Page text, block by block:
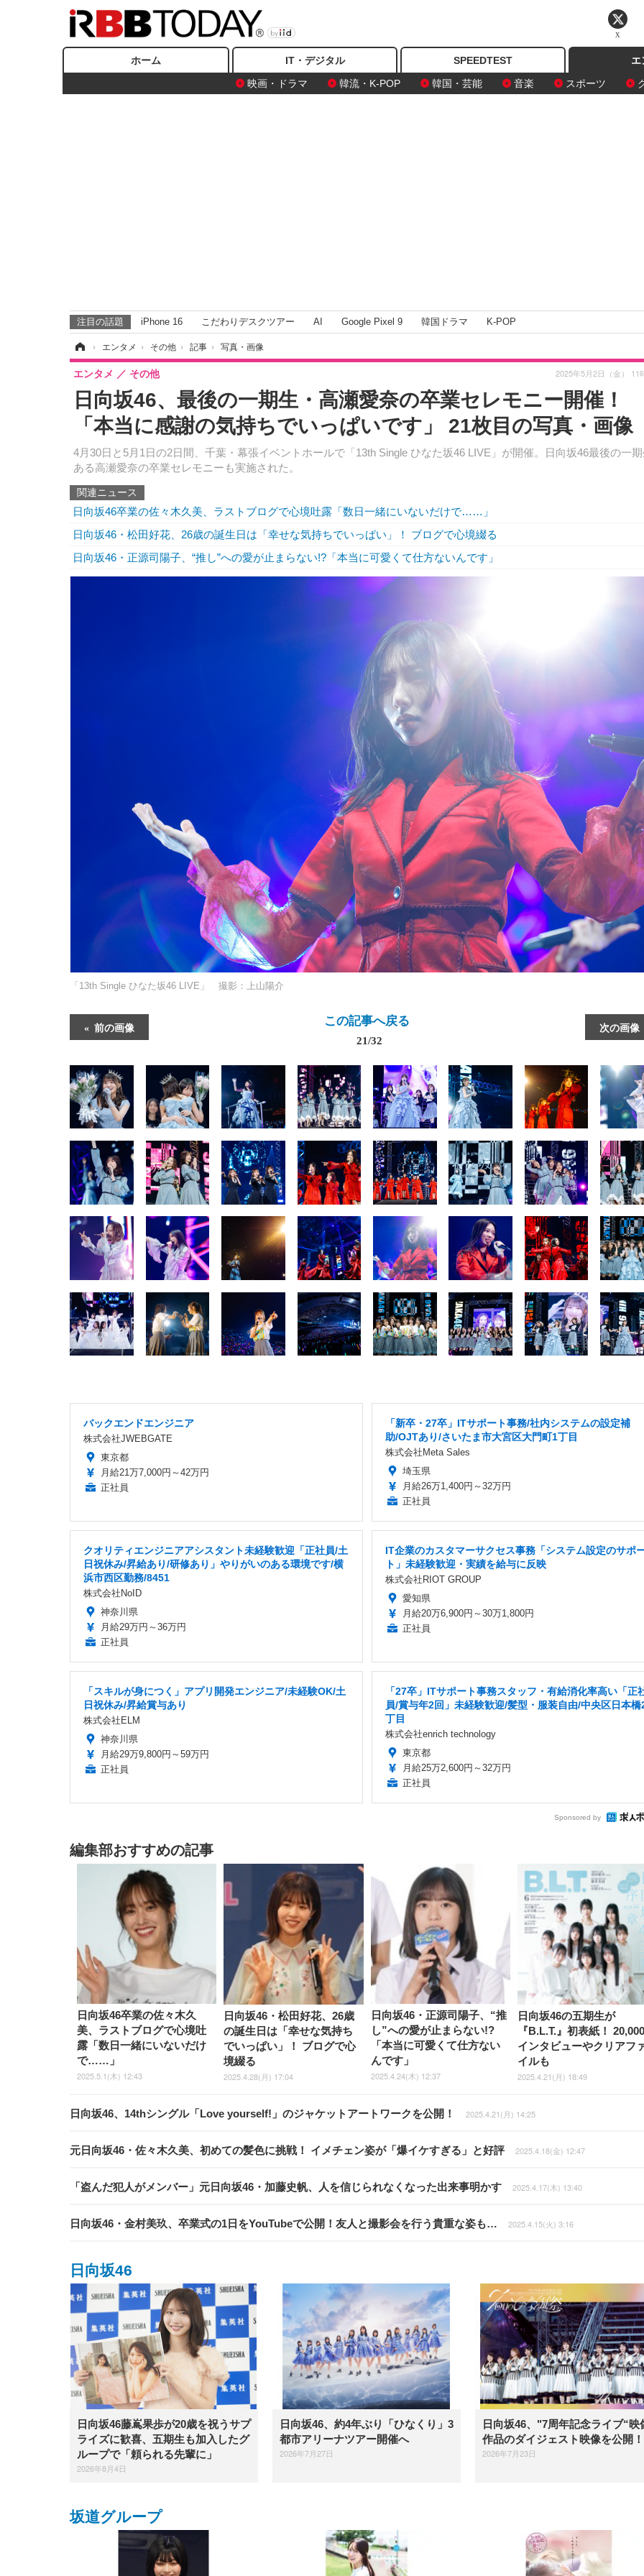
ホーム IT・デジタル SPEEDTEST
エ
映画・ドラマ
韓流・K-POP 韓国・芸能 音楽 スポーツ
注目の話題 iPhone 16 こだわりデスクツアー AI Google Pixel 9 韓国ドラマ K-POP
› エンタメ › その他 › 記事 › 写真・画像
日向坂46、最後の一期生・高瀬愛奈の卒業セレモニー開催！
「本当に感謝の気持ちでいっぱいです」 21枚目の写真・画像
4月30日と5月1日の2日間、千葉・幕張イベントホールで「13th Single ひなた坂46 LIVE」が開催。日向坂46最後の一
ある高瀬愛奈の卒業セレモニーも実施された。
エンタメ その他 2025年5月2日（金） 11
関連ニュース
日向坂46卒業の佐々木久美、ラストブログで心境吐露「数日一緒にいないだけで……」
日向坂46・松田好花、26歳の誕生日は「幸せな気持ちでいっぱい」！ ブログで心境綴る
日向坂46・正源司陽子、“推し”への愛が止まらない!?「本当に可愛くて仕方ないんです」
「13th Single ひなた坂46 LIVE」 撮影：上山陽介
前の画像 次の画像
この記事へ戻る
21/32
バックエンドエンジニア
株式会社JWEBGATE
東京都
月給21万7,000円～42万円
正社員
「新卒・27卒」ITサポート事務/社内システムの設定補
助/OJTあり/さいたま市大宮区大門町1丁目
株式会社Meta Sales
埼玉県
月給26万1,400円～32万円
正社員
クオリティエンジニアアシスタント未経験歓迎「正社員/土
日祝休み/昇給あり/研修あり」やりがいのある環境です/横
浜市西区勤務/8451
株式会社NoID
神奈川県
月給29万円～36万円
正社員
IT企業のカスタマーサクセス事務「システム設定のサポ
ト」未経験歓迎・実績を給与に反映
株式会社RIOT GROUP
愛知県
月給20万6,900円～30万1,800円
正社員
「スキルが身につく」アプリ開発エンジニア/未経験OK/土
日祝休み/昇給賞与あり
株式会社ELM
神奈川県
月給29万9,800円～59万円
正社員
「27卒」ITサポート事務スタッフ・有給消化率高い「正
員/賞与年2回」未経験歓迎/髪型・服装自由/中央区日本橋
丁目
株式会社enrich technology
東京都
月給25万2,600円～32万円
正社員
Sponsored by
編集部おすすめの記事
日向坂46卒業の佐々木久
美、ラストブログで心境吐
露「数日一緒にいないだけ
で……」
2025.5.1(木) 12:43
日向坂46・松田好花、26歳
の誕生日は「幸せな気持ち
でいっぱい」！ ブログで心
境綴る
2025.4.28(月) 17:04
日向坂46・正源司陽子、“推
し”への愛が止まらない!?
「本当に可愛くて仕方ない
んです」
2025.4.24(木) 12:37
日向坂46の五期生が
『B.L.T.』初表紙！
インタビューやクリアフ
イルも
2025.4.21(月) 18:49
日向坂46、14thシングル「Love yourself!」のジャケットアートワークを公開！ 2025.4.21(月) 14:25
元日向坂46・佐々木久美、初めての髪色に挑戦！ イメチェン姿が「爆イケすぎる」と好評 2025.4.18(金) 12:47
「盗んだ犯人がメンバー」元日向坂46・加藤史帆、人を信じられなくなった出来事明かす 2025.4.17(木) 13:40
日向坂46・金村美玖、卒業式の1日をYouTubeで公開！友人と撮影会を行う貴重な姿も… 2025.4.15(火) 3:16
日向坂46
日向坂46藤嶌果歩が20歳を祝うサプ
ライズに歓喜、五期生も加入したグ
ループで「頼られる先輩に」
2026年8月4日
日向坂46、約4年ぶり「ひなくり」3
都市アリーナツアー開催へ
2026年7月27日
日向坂46、"7周年記念ライブ“映
作品のダイジェスト映像を公開！
2026年7月23日
坂道グループ
X